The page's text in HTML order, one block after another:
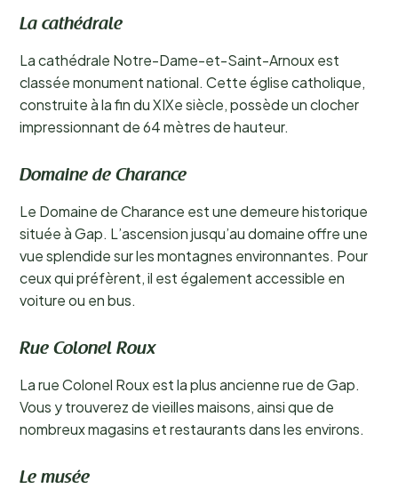
La cathédrale
La cathédrale Notre-Dame-et-Saint-Arnoux est
classée monument national. Cette église catholique,
construite à la fin du XIXe siècle, possède un clocher
impressionnant de 64 mètres de hauteur.
Domaine de Charance
Le Domaine de Charance est une demeure historique
située à Gap. L’ascension jusqu’au domaine offre une
vue splendide sur les montagnes environnantes. Pour
ceux qui préfèrent, il est également accessible en
voiture ou en bus.
Rue Colonel Roux
La rue Colonel Roux est la plus ancienne rue de Gap.
Vous y trouverez de vieilles maisons, ainsi que de
nombreux magasins et restaurants dans les environs.
Le musée